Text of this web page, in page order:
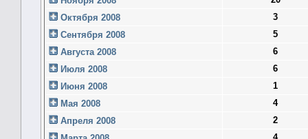
Октября 2008
3
Сентября 2008
5
Августа 2008
6
Июля 2008
6
Июня 2008
1
Мая 2008
4
Апреля 2008
2